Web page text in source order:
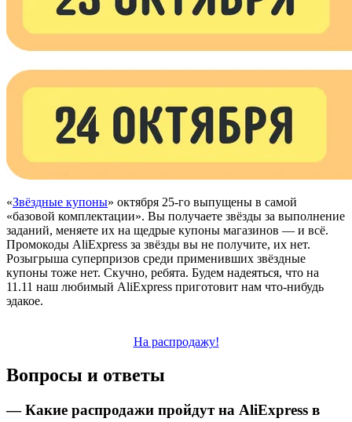
«Звёздные купоны» октября 25-го выпущены в самой
«базовой комплектации». Вы получаете звёзды за выполнение
заданий, меняете их на щедрые купоны магазинов — и всё.
Промокоды AliExpress за звёзды вы не получите, их нет.
Розыгрыша суперпризов среди применивших звёздные
купоны тоже нет. Скучно, ребята. Будем надеяться, что на
11.11 наш любимый AliExpress приготовит нам что-нибудь
эдакое.
На распродажу!
Вопросы и ответы
— Какие распродажи пройдут на AliExpress в